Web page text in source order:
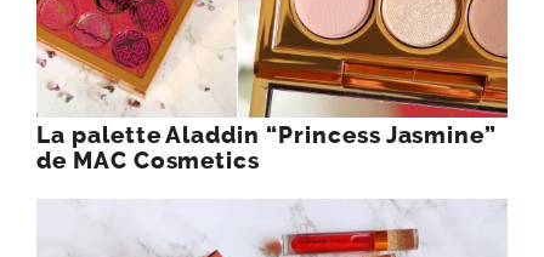
La palette Aladdin “Princess Jasmine”
de MAC Cosmetics